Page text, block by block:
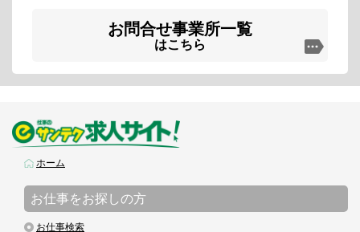
お問合せ事業所一覧
はこちら
ホーム
お仕事をお探しの方
お仕事検索